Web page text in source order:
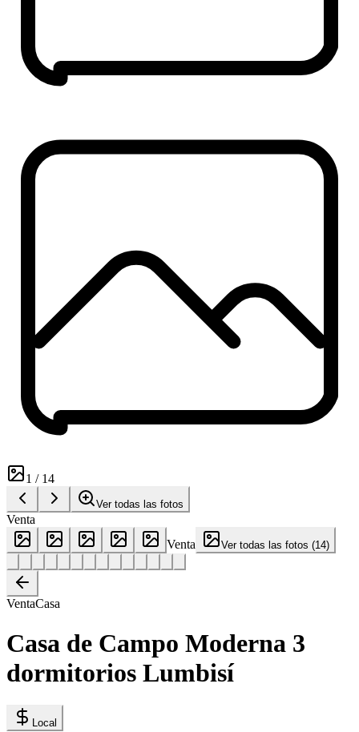
1 / 14
Ver todas las fotos
Venta
Venta
Ver todas las fotos (14)
VentaCasa
Casa de Campo Moderna 3
dormitorios Lumbisí
Local